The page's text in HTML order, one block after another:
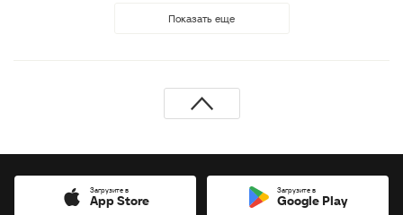
Показать еще
Загрузите в
App Store
Загрузите в
Google Play